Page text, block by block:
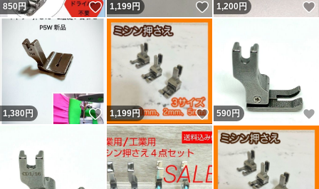
850 円 いいね！
1,199円 いいね！
1,200円
1,380 円 いいね！
1,199円 いいね！
590 円